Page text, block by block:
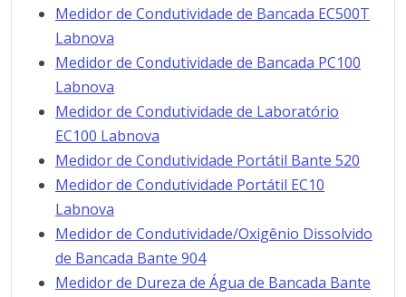
Medidor de Condutividade de Bancada EC500T
Labnova
Medidor de Condutividade de Bancada PC100
Labnova
Medidor de Condutividade de Laboratório
EC100 Labnova
Medidor de Condutividade Portátil Bante 520
Medidor de Condutividade Portátil EC10
Labnova
Medidor de Condutividade/Oxigênio Dissolvido
de Bancada Bante 904
Medidor de Dureza de Água de Bancada Bante